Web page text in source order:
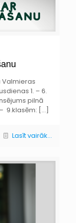
1. – 6.
pilnā
9.klasēm: […]
Lasīt vairāk...